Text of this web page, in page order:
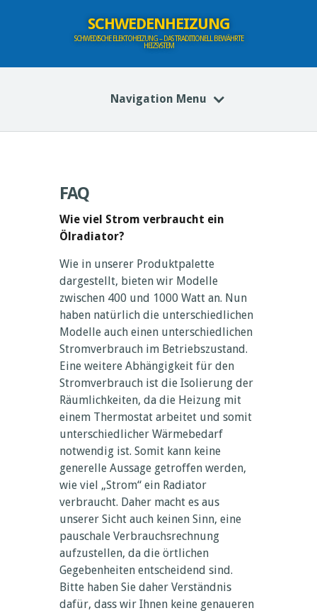
SCHWEDENHEIZUNG
SCHWEDISCHE ELEKTOHEIZUNG – DAS TRADITIONELL BEWÄHRTE
HEIZSYSTEM
Navigation Menu
FAQ
Wie viel Strom verbraucht ein
Ölradiator?
Wie in unserer Produktpalette
dargestellt, bieten wir Modelle
zwischen 400 und 1000 Watt an. Nun
haben natürlich die unterschiedlichen
Modelle auch einen unterschiedlichen
Stromverbrauch im Betriebszustand.
Eine weitere Abhängigkeit für den
Stromverbrauch ist die Isolierung der
Räumlichkeiten, da die Heizung mit
einem Thermostat arbeitet und somit
unterschiedlicher Wärmebedarf
notwendig ist. Somit kann keine
generelle Aussage getroffen werden,
wie viel „Strom“ ein Radiator
verbraucht. Daher macht es aus
unserer Sicht auch keinen Sinn, eine
pauschale Verbrauchsrechnung
aufzustellen, da die örtlichen
Gegebenheiten entscheidend sind.
Bitte haben Sie daher Verständnis
dafür, dass wir Ihnen keine genaueren